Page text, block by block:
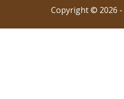
Copyright © 2026